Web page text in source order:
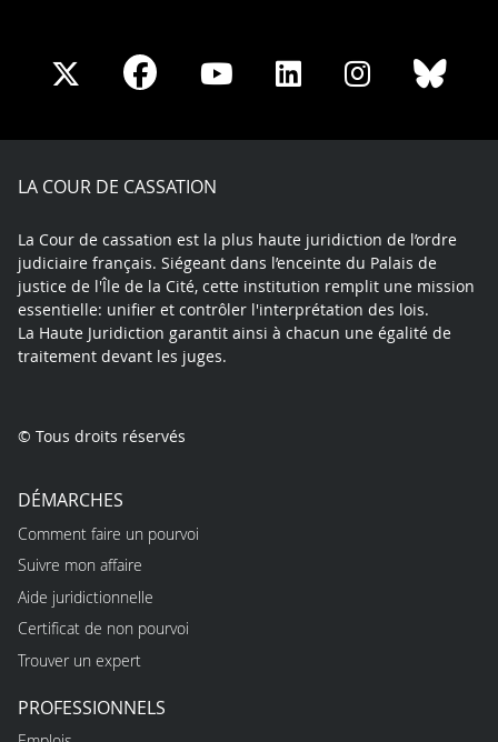
Share
X
Share
Facebook
Share
Youtube
Share
LinkedIn
Share
Instagram
LA COUR DE CASSATION
La Cour de cassation est la plus haute juridiction de l’ordre
judiciaire français. Siégeant dans l’enceinte du Palais de
justice de l'Île de la Cité, cette institution remplit une mission
essentielle: unifier et contrôler l'interprétation des lois.
La Haute Juridiction garantit ainsi à chacun une égalité de
traitement devant les juges.
© Tous droits réservés
DÉMARCHES
Comment faire un pourvoi
Suivre mon affaire
Aide juridictionnelle
Certificat de non pourvoi
Trouver un expert
PROFESSIONNELS